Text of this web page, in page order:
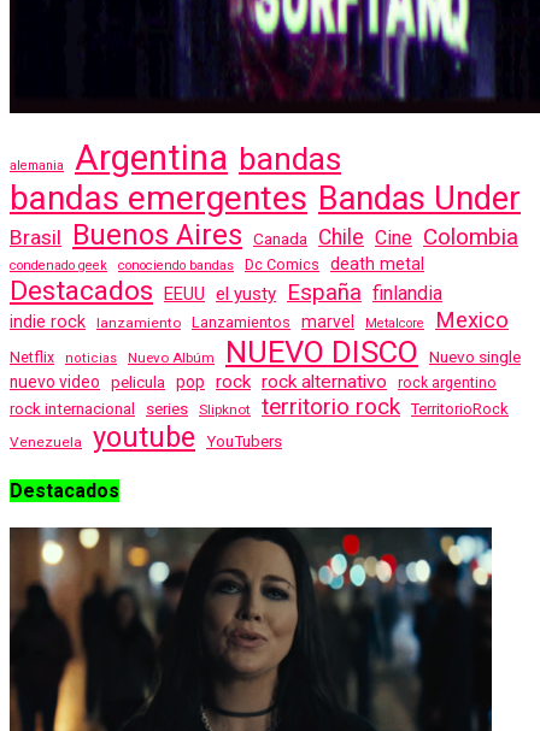
alemania Argentina bandas
bandas emergentes Bandas Under
Brasil Buenos Aires Canada Chile Cine Colombia
condenado geek conociendo bandas Dc Comics death metal
Destacados EEUU el yusty España finlandia
indie rock lanzamiento Lanzamientos marvel Metalcore Mexico
Netflix noticias Nuevo Albúm NUEVO DISCO
Nuevo single
nuevo video
pelicula pop rock rock alternativo rock argentino
rock internacional series Slipknot territorio rock TerritorioRock
Venezuela youtube YouTubers
Destacados